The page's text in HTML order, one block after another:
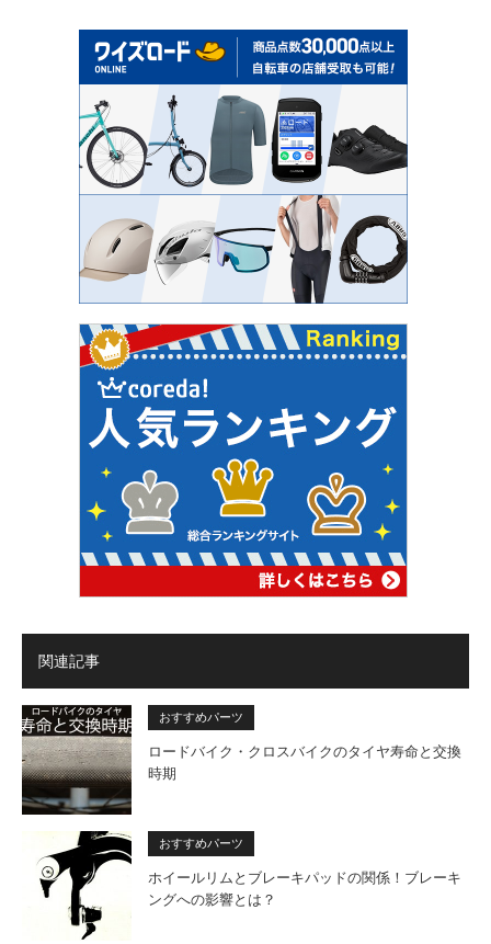
関連記事
おすすめパーツ
ロードバイク・クロスバイクのタイヤ寿命と交換
時期
おすすめパーツ
ホイールリムとブレーキパッドの関係！ブレーキ
ングへの影響とは？